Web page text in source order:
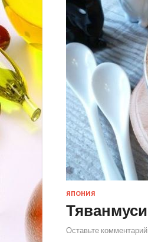
ЯПОНИЯ
Тяванмуси
Оставьте комментарий